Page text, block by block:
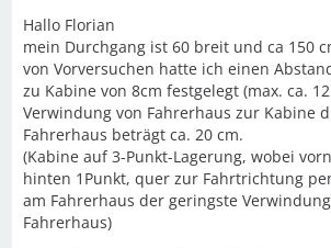
Hallo Florian
mein Durchgang ist 60 breit und ca 150
von Vorversuchen hatte ich einen
zu Kabine von 8cm festgelegt (max. ca.
Verwindung von Fahrerhaus zur Kabine
Fahrerhaus beträgt ca. 20 cm.
(Kabine auf 3-Punkt-Lagerung, wobei
hinten 1Punkt, quer zur Fahrtrichtung
am Fahrerhaus der geringste
Fahrerhaus)